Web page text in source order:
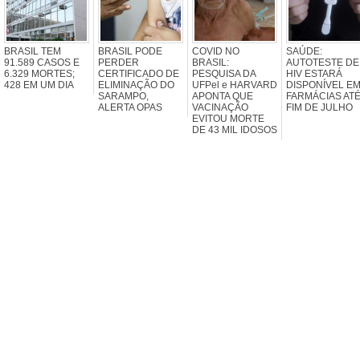
BRASIL TEM
91.589 CASOS E
6.329 MORTES;
428 EM UM DIA
BRASIL PODE
PERDER
CERTIFICADO DE
ELIMINAÇÃO DO
SARAMPO,
ALERTA OPAS
COVID NO
BRASIL:
PESQUISA DA
UFPel e HARVARD
APONTA QUE
VACINAÇÃO
EVITOU MORTE
DE 43 MIL IDOSOS
SAÚDE:
AUTOTESTE DE
HIV ESTARÁ
DISPONÍVEL EM
FARMÁCIAS
FIM DE JULHO